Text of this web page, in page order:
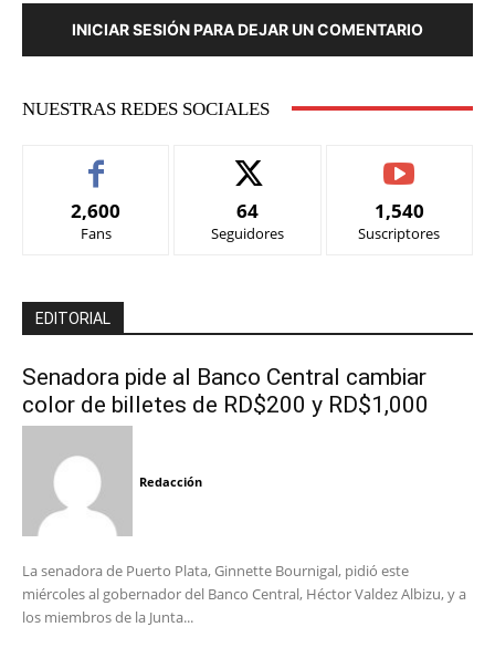
INICIAR SESIÓN PARA DEJAR UN COMENTARIO
NUESTRAS REDES SOCIALES
2,600
Fans
64
Seguidores
1,540
Suscriptores
EDITORIAL
Senadora pide al Banco Central cambiar
color de billetes de RD$200 y RD$1,000
Redacción
La senadora de Puerto Plata, Ginnette Bournigal, pidió este
miércoles al gobernador del Banco Central, Héctor Valdez Albizu, y a
los miembros de la Junta...